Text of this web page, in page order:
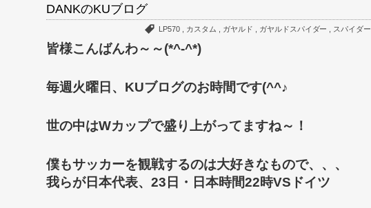
DANKのKUブログ
LP570, カスタム ガヤルド ガヤルドスパイダー スパイダー
皆様こんばんわ～～(*^-^*)
毎週火曜日、KUブログのお時間です(^^♪
世の中はWカップで盛り上がってますね～！
僕もサッカーを観戦するのは大好きなもので、、、
我らが日本代表、23日・日本時間22時VSドイツ